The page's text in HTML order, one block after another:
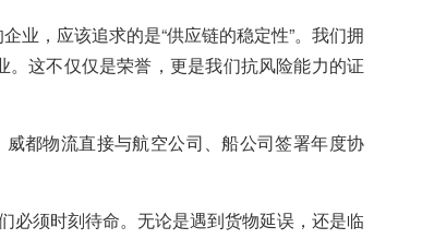
业，应该追求的是“供应链的稳定性”。我们拥
这不仅仅是荣誉，更是我们抗风险能力的证
都物流直接与航空公司、船公司签署年度协
必须时刻待命。无论是遇到货物延误，还是临